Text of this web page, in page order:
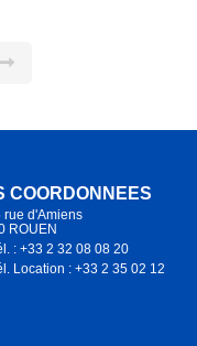
. Les charges
la provision de la taxe
chaudière. Disponible
COORDONNÉES
rue d'Amiens
ROUEN
: +33 2 32 08 08 20
Location : +33 2 35 02 12